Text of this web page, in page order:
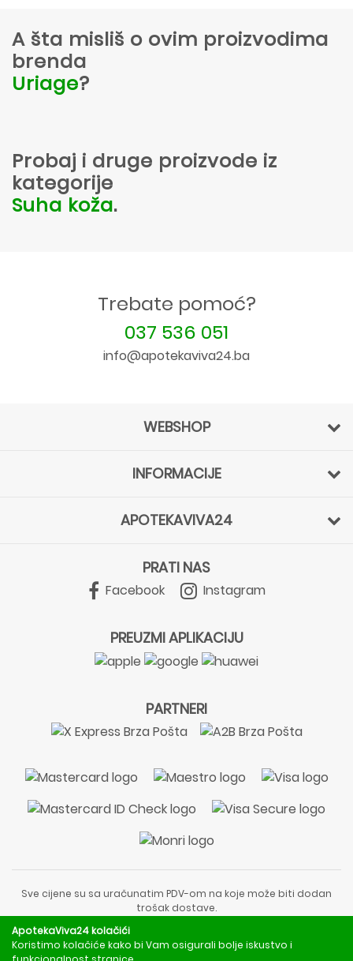
A šta misliš o ovim proizvodima
brenda
Uriage?
Probaj i druge proizvode iz
kategorije
Suha koža.
Trebate pomoć?
037 536 051
info@apotekaviva24.ba
WEBSHOP
INFORMACIJE
APOTEKAVIVA24
PRATI NAS
Facebook Instagram
PREUZMI APLIKACIJU
PARTNERI
Sve cijene su sa uračunatim PDV-om na koje može biti dodan
trošak dostave.
liječnički pregled ili savjet farmaceuta.
Za obavijesti o mjerama opreza, rizicima i nuspojavama
ApotekaViva24 kolačići
Koristimo kolačiće kako bi Vam osigurali bolje iskustvo i